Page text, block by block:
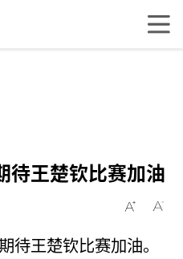
待王楚钦比赛加油
待王楚钦比赛加油。